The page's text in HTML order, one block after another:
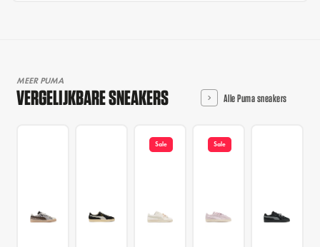
MEER PUMA
VERGELIJKBARE SNEAKERS Alle Puma sneakers
Sale Sale